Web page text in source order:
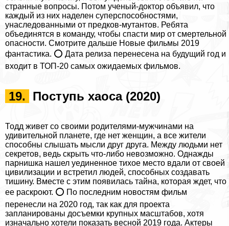
странные вопросы. Потом ученый-доктор объявил, что
каждый из них наделен суперспособностями,
унаследованными от предков-мутантов. Ребята
объединятся в комaнду, чтобы спасти мир от cмepтельной
опасности. Смотрите дальше Новые фильмы 2019
фантастика. ⭕ Дата релиза перенесена на будущий год и
входит в ТОП-20 самых ожидаемых фильмов.
19. Поступь хаоса (2020)
Тодд живет со своими родителями-мужчинами на
удивительной планете, где нет женщин, а все жители
способны слышать мысли друг друга. Между людьми нет
секретов, ведь скрыть что-либо невозможно. Однажды
парнишка нашел уединенное тихое место вдали от своей
цивилизации и встретил людей, способных создавать
тишину. Вместе с этим появилась тайна, которая ждет, что
ее раскроют. ⭕ По последним новостям фильм
перенесли на 2020 год, так как для проекта
запланированы досъемки крупных масштабов, хотя
изначально хотели показать весной 2019 года. Актеры